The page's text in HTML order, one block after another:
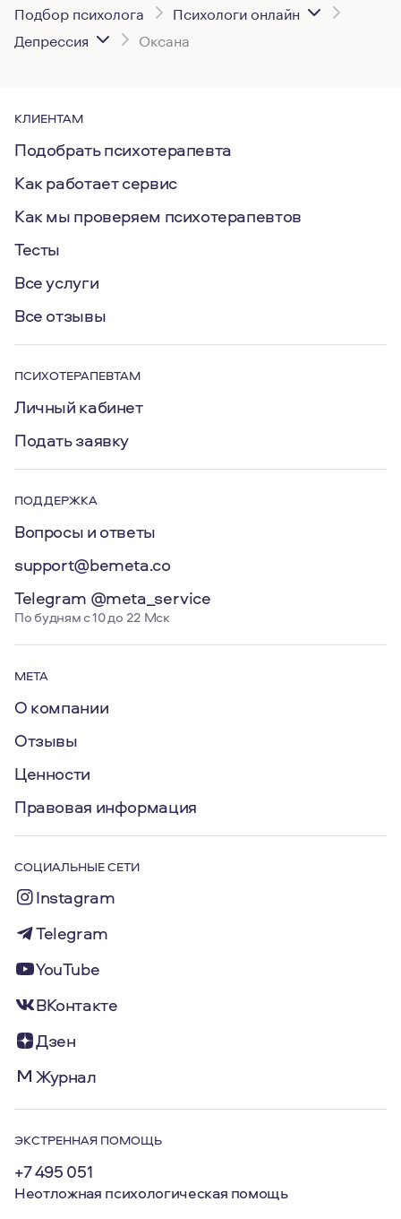
Подбор психолога
Психологи онлайн
Депрессия
Оксана
КЛИЕНТАМ
Подобрать психотерапевта
Как работает сервис
Как мы проверяем психотерапевтов
Тесты
Все услуги
Все отзывы
ПСИХОТЕРАПЕВТАМ
Личный кабинет
Подать заявку
ПОДДЕРЖКА
Вопросы и ответы
support@bemeta.co
Telegram @meta_service
По будням с 10 до 22 Мск
МЕТА
О компании
Отзывы
Ценности
Правовая информация
СОЦИАЛЬНЫЕ СЕТИ
Instagram
Telegram
YouTube
ВКонтакте
Дзен
Журнал
ЭКСТРЕННАЯ ПОМОЩЬ
+7 495 051
Неотложная психологическая помощь